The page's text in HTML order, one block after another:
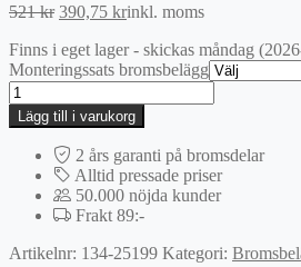
521kr Det
priset
var:
390,75 krDet
priset
är:
inkl. moms
Finns i eget lager - skickas måndag
Monteringssats bromsbelägg
Bromsbeläggssats,
skivbroms
mängd
Lägg till i varukorg
2 års garanti på bromsdelar
Alltid pressade priser
50.000 nöjda kunder
Frakt 89:-
Artikelnr: 134-25199 Kategori: